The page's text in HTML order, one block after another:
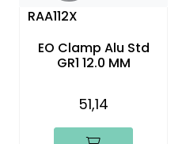
RAA112X
EO Clamp Alu Std
GR1 12.0 MM
51,14